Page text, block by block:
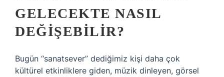
GELECEKTE NASIL
DEĞIŞEBILIR?
Bugün “sanatsever” dediğimiz kişi daha çok
kültürel etkinliklere giden, müzik dinleyen, görsel